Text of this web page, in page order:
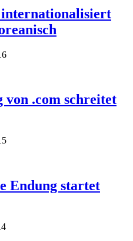
internationalisiert
.com schreitet
Endung startet